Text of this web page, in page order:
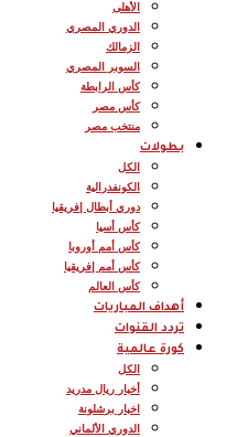
الأهلى
الدوري المصري
الزمالك
السوبر المصري
كأس الرابطة
كأس مصر
منتخب مصر
بطولات
الكل
الكونفدرالية
دوري أبطال إفريقيا
كأس أسيا
كأس أمم أوروبا
كأس أمم إفريقيا
كأس العالم
أهداف المباريات
تردد القنوات
كورة عالمية
الكل
أخبار ريال مدريد
اخبار برشلونة
الدوري الألماني